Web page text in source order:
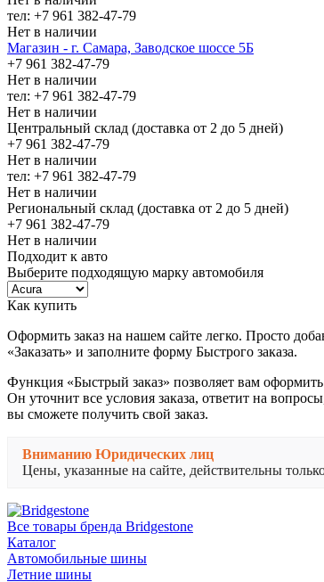
тел: +7 961 382-47-79
Нет в наличии
Магазин - г. Самара, Заводское шоссе 5Б
+7 961 382-47-79
Нет в наличии
тел: +7 961 382-47-79
Нет в наличии
Центральный склад (доставка от 2 до 5 дней)
+7 961 382-47-79
Нет в наличии
тел: +7 961 382-47-79
Нет в наличии
Региональный склад (доставка от 2 до 5 дней)
+7 961 382-47-79
Нет в наличии
Подходит к авто
Выберите подходящую марку автомобиля
Как купить
Оформить заказ на нашем сайте легко. Просто
«Заказать» и заполните форму Быстрого заказа.
Функция «Быстрый заказ» позволяет вам
Он уточнит все условия заказа, ответит на
вы сможете получить свой заказ.
Вниманию Юридических лиц
Цены, указанные на сайте, действительны
Все товары бренда Bridgestone
Каталог
Автомобильные шины
Летние шины